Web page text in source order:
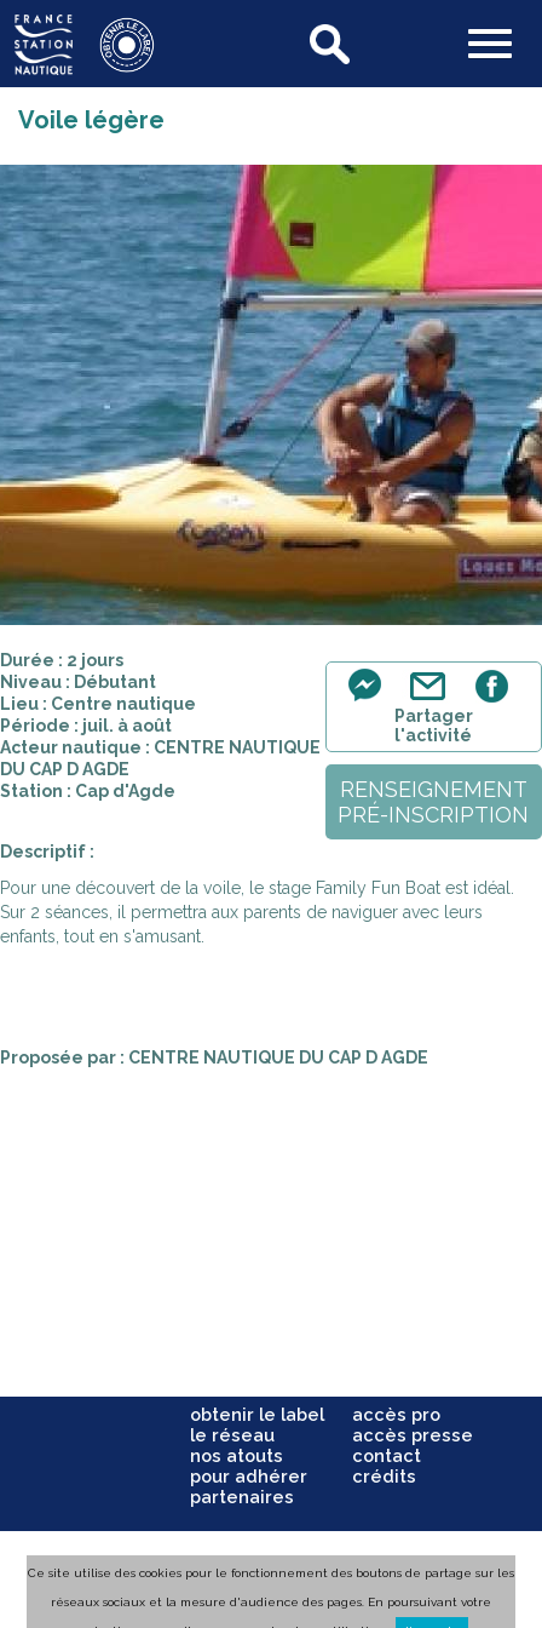
Ce site utilise des cookies pour le fonctionnement des boutons de partage sur les
réseaux sociaux et la mesure d'audience des pages. En poursuivant votre
Voile légère
Durée : 2 jours
Niveau : Débutant
Lieu : Centre nautique
Période : juil. à août
Acteur nautique : CENTRE NAUTIQUE
DU CAP D AGDE
Station : Cap d'Agde
Partager
l'activité
RENSEIGNEMENT
PRÉ-INSCRIPTION
Descriptif :
Pour une découvert de la voile, le stage Family Fun Boat est idéal.
Sur 2 séances, il permettra aux parents de naviguer avec leurs
enfants, tout en s'amusant.
Proposée par : CENTRE NAUTIQUE DU CAP D AGDE
obtenir le label
le réseau
nos atouts
pour adhérer
partenaires
accès pro
accès presse
contact
crédits